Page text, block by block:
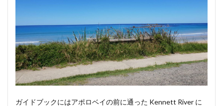
ガイドブックにはアポロベイの前に通った Kennett River に